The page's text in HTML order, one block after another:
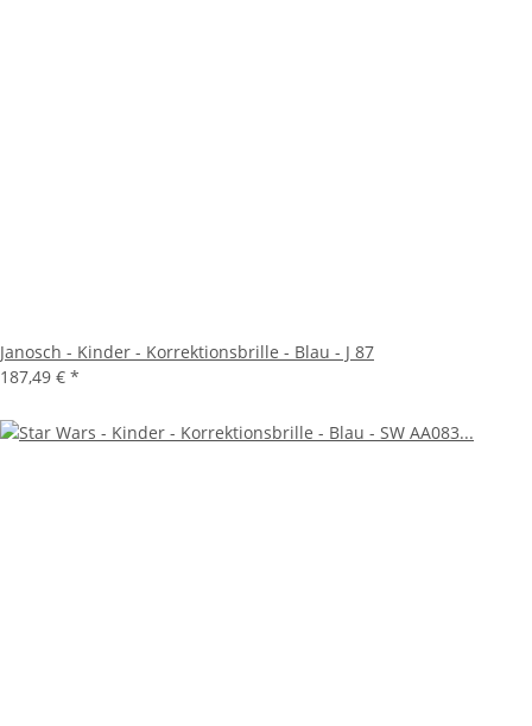
Janosch - Kinder - Korrektionsbrille - Blau - J 87
187,49 € *